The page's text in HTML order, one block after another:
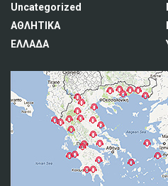
Uncategorized
ΑΘΛΗΤΙΚΑ
ΕΛΛΑΔΑ